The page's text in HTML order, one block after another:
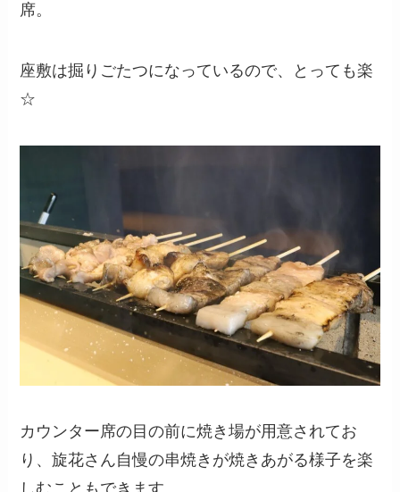
席。
座敷は掘りごたつになっているので、とっても楽
☆
カウンター席の目の前に焼き場が用意されてお
り、旋花さん自慢の串焼きが焼きあがる様子を楽